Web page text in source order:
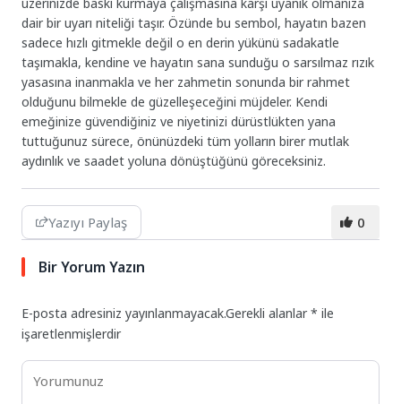
dair bir uyarı niteliği taşır. Özünde bu sembol, hayatın bazen
sadece hızlı gitmekle değil o en derin yükünü sadakatle
taşımakla, kendine ve hayatın sana sunduğu o sarsılmaz rızık
yasasına inanmakla ve her zahmetin sonunda bir rahmet
olduğunu bilmekle de güzelleşeceğini müjdeler. Kendi
emeğinize güvendiğiniz ve niyetinizi dürüstlükten yana
tuttuğunuz sürece, önünüzdeki tüm yolların birer mutlak
aydınlık ve saadet yoluna dönüştüğünü göreceksiniz.
Yazıyı Paylaş 0
Bir Yorum Yazın
E-posta adresiniz yayınlanmayacak.Gerekli alanlar* ile
işaretlenmişlerdir